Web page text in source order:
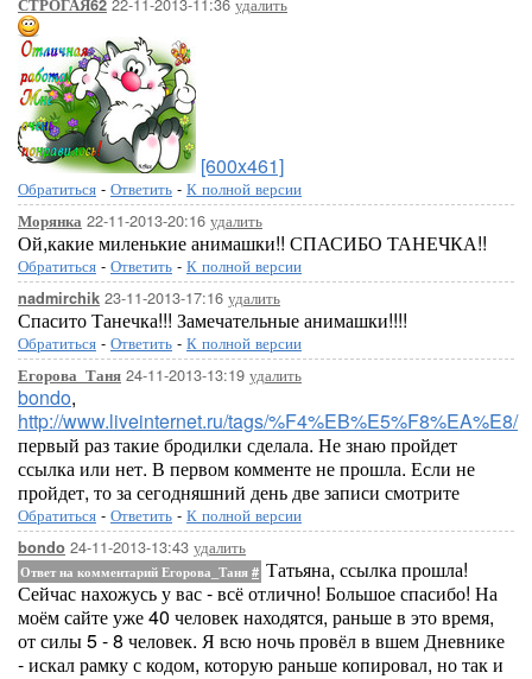
СТРОГАЯ62
[600x461]
Обратиться - Ответить - К полной версии
Морянка 22-11-2013-20:16 удалить
Ой,какие миленькие анимашки!! СПАСИБО ТАНЕЧКА!!
Обратиться - Ответить - К полной версии
nadmirchik 23-11-2013-17:16 удалить
Спасито Танечка!!! Замечательные анимашки!!!!
Обратиться - Ответить - К полной версии
Егорова_Таня 24-11-2013-13:19 удалить
bondo,
http://www.liveinternet.ru/tags/%F4%EB%E5%F8%EA%E8/
первый раз такие бродилки сделала. Не знаю пройдет
ссылка или нет. В первом комменте не прошла. Если не
пройдет, то за сегодняшний день две записи смотрите
Обратиться - Ответить - К полной версии
bondo 24-11-2013-13:43 удалить
Ответ на комментарий Егорова_Таня # Татьяна, ссылка прошла!
Сейчас нахожусь у вас - всё отлично! Большое спасибо! На
моём сайте уже 40 человек находятся, раньше в это время,
от силы 5 - 8 человек. Я всю ночь провёл в вшем Дневнике
- искал рамку с кодом, которую раньше копировал, но так и